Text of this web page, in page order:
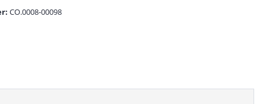
CO.0008-00098